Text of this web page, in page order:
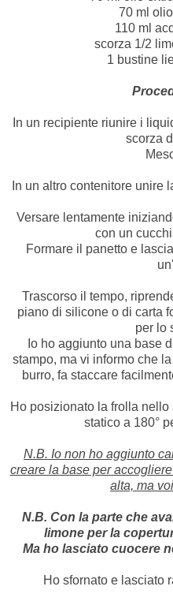
70 ml
110 ml
scorza 1/2
1 bustine
In un recipiente riunire i
scorza
In un altro contenitore unire
Versare lentamente
con un
Formare il panetto e
Trascorso il tempo,
piano di silicone o di carta
per lo
Io ho aggiunto una base
stampo, ma vi informo che
burro, fa staccare
Ho posizionato la frolla
statico a 180°
N.B. Io non ho aggiunto
creare la base per
alta, ma
N.B. Con la parte che
limone per la
Ma ho lasciato cuocere
Ho sfornato e lasciato